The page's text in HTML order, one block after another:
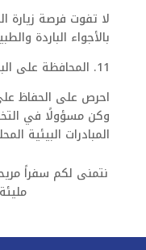
لا تفوت فرصة زيارة
بالأجواء الباردة
11. المحافظة على البيئة:
احرص على الحفاظ
وكن مسؤولًا في
المبادرات البيئية
نتمنى لكم سفراً